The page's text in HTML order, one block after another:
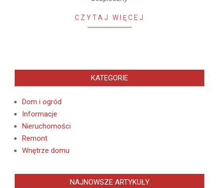
CZYTAJ WIĘCEJ
KATEGORIE
Dom i ogród
Informacje
Nieruchomości
Remont
Wnętrze domu
NAJNOWSZE ARTYKUŁY